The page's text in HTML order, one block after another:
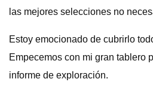
las mejores selecciones no
Estoy emocionado de cubrirlo
Empecemos con mi gran tablero
informe de exploración.